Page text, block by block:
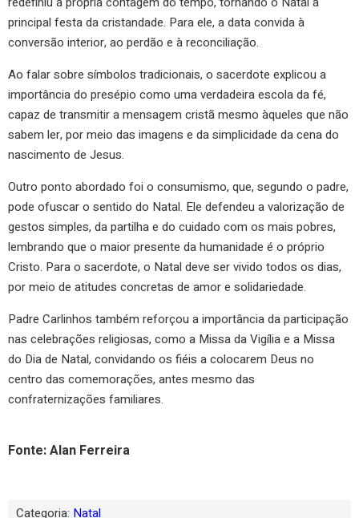
principal festa da cristandade. Para ele, a data convida à
conversão interior, ao perdão e à reconciliação.
Ao falar sobre símbolos tradicionais, o sacerdote explicou a
importância do presépio como uma verdadeira escola da fé,
capaz de transmitir a mensagem cristã mesmo àqueles que não
sabem ler, por meio das imagens e da simplicidade da cena do
nascimento de Jesus.
Outro ponto abordado foi o consumismo, que, segundo o padre,
pode ofuscar o sentido do Natal. Ele defendeu a valorização de
gestos simples, da partilha e do cuidado com os mais pobres,
lembrando que o maior presente da humanidade é o próprio
Cristo. Para o sacerdote, o Natal deve ser vivido todos os dias,
por meio de atitudes concretas de amor e solidariedade.
Padre Carlinhos também reforçou a importância da participação
nas celebrações religiosas, como a Missa da Vigília e a Missa
do Dia de Natal, convidando os fiéis a colocarem Deus no
centro das comemorações, antes mesmo das
confraternizações familiares.
Fonte: Alan Ferreira
Categoria: Natal